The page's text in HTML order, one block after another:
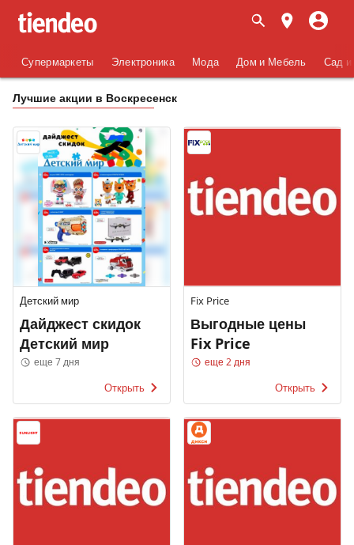
Супермаркеты Электроника Мода Дом и Мебель Сад и
Лучшие акции в Воскресенск
Детский мир
Дайджест скидок
Детский мир
еще 7 дня
Открыть
Fix Price
Выгодные цены
Fix Price
еще 2 дня
Открыть